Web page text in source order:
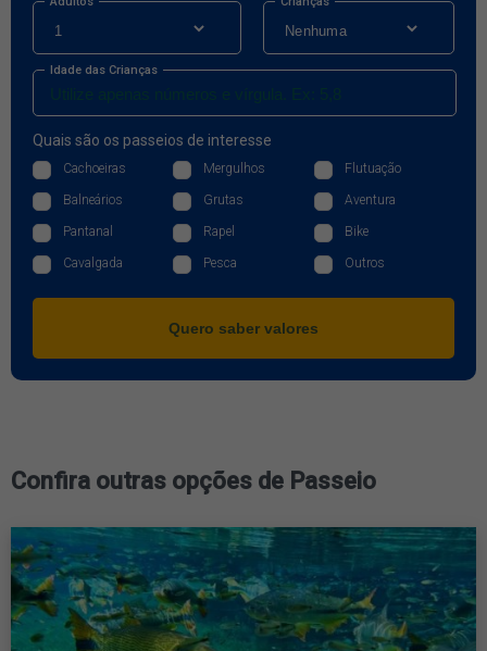
Idade das Crianças
Quais são os passeios de interesse
Cachoeiras Mergulhos Flutuação
Balneários Grutas Aventura
Pantanal Rapel Bike
Cavalgada Pesca Outros
Quero saber valores
Confira outras opções de Passeio